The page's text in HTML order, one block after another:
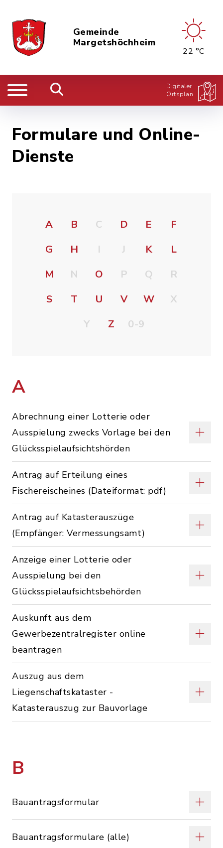
Gemeinde
Margetshöchheim
22 °C
Digitaler
Ortsplan
Formulare und Online-
Dienste
A B C D E
F
G
H I J K
L
M
N O P Q
R
S
T U V W
X
Y
Z 0-9
A
Abrechnung einer Lotterie oder
Ausspielung zwecks Vorlage bei den
Glücksspielaufsichtshörden
Antrag auf Erteilung eines
Fischereischeines (Dateiformat: pdf)
Antrag auf Katasterauszüge
(Empfänger: Vermessungsamt)
Anzeige einer Lotterie oder
Ausspielung bei den
Glücksspielaufsichtsbehörden
Auskunft aus dem
Gewerbezentralregister online
beantragen
Auszug aus dem
Liegenschaftskataster -
Katasterauszug zur Bauvorlage
B
Bauantragsformular
Bauantragsformulare (alle)